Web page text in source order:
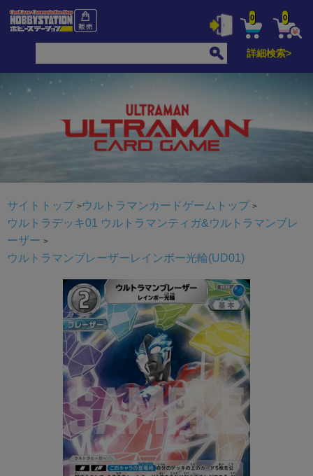
0 0
詳細検索>
サイトトップ
ウルトラマンカードゲームトップ
ウルトラデッキ01 ウルトラマンティガ&ウルトラマンブレ
ーザー
ウルトラマンブレーザーレインボー光輪(UD01)